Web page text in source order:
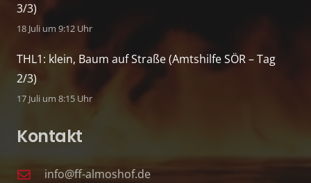
3/3)
18 Juli um 9:12 Uhr
THL1: klein, Baum auf Straße (Amtshilfe SÖR – Tag
2/3)
17 Juli um 8:15 Uhr
Kontakt
info@ff-almoshof.de